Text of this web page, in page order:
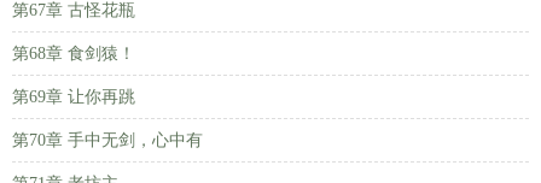
第67章 古怪花瓶
第68章 食剑猿！
第69章 让你再跳
第70章 手中无剑，心中有